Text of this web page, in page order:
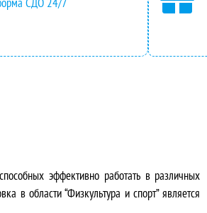
эффективно работать в различных
в области “Физкультура и спорт” является